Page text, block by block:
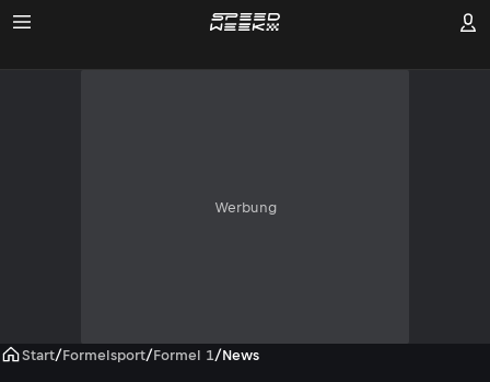
Werbung
Start/Formelsport/Formel 1/News